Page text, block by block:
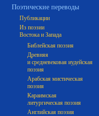
Поэтические переводы
Публикации
Из поэзии
Востока и Запада
Библейская поэзия
Древняя
и средневековая иудейская
поэзия
Арабская мистическая
поэзия
Караимская
литургическая поэзия
Английская поэзия